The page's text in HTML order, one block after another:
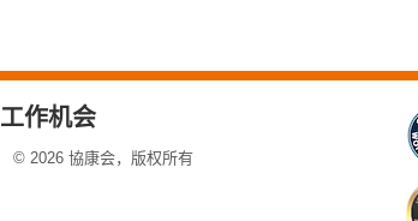
工作机会
© 2026 協康会，版权所有